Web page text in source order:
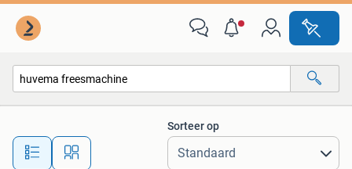
Alle afstanden…
Sorteer op